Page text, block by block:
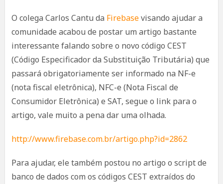
O colega Carlos Cantu da Firebasevisando ajudar a
comunidade acabou de postar um artigo bastante
interessante falando sobre o novo código CEST
(Código Especificador da Substituição Tributária) que
passará obrigatoriamente ser informado na NF-e
(nota fiscal eletrônica), NFC-e (Nota Fiscal de
Consumidor Eletrônica) e SAT, segue o link para o
artigo, vale muito a pena dar uma olhada.
http://www.firebase.com.br/artigo.php?id=2862
Para ajudar, ele também postou no artigo o script de
banco de dados com os códigos CEST extraídos do